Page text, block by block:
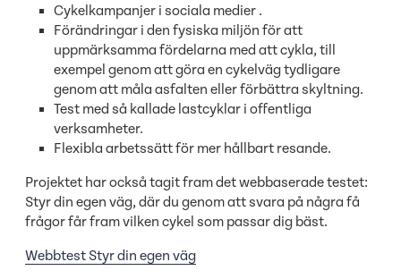
Cykelkampanjer i sociala medier .
Förändringar i den fysiska miljön för att
uppmärksamma fördelarna med att cykla, till
exempel genom att göra en cykelväg tydligare
genom att måla asfalten eller förbättra skyltning.
Test med så kallade lastcyklar i offentliga
verksamheter.
Flexibla arbetssätt för mer hållbart resande.
Projektet har också tagit fram det webbaserade testet:
Styr din egen väg, där du genom att svara på några få
frågor får fram vilken cykel som passar dig bäst.
Webbtest Styr din egen väg